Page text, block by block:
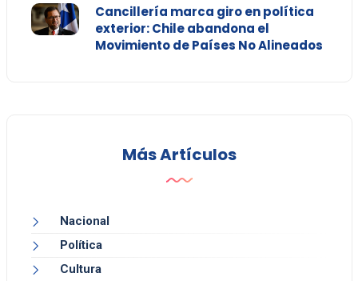
Cancillería marca giro en política
exterior: Chile abandona el
Movimiento de Países No Alineados
Más Artículos
Nacional
Política
Cultura